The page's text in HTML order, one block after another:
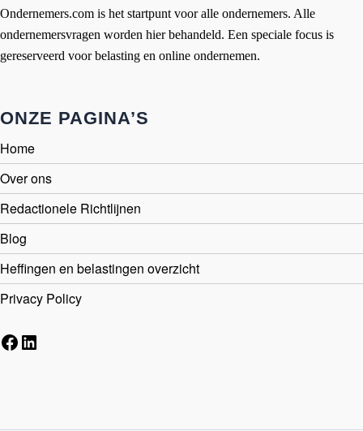
Ondernemers.com is het startpunt voor alle ondernemers. Alle
ondernemersvragen worden hier behandeld. Een speciale focus is
gereserveerd voor belasting en online ondernemen.
ONZE PAGINA’S
Home
Over ons
Redactionele Richtlijnen
Blog
Heffingen en belastingen overzicht
Privacy Policy
Facebook
LinkedIn